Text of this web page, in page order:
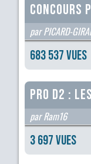
par PICARD-
683 537 vues
Pro D2 :
par Ram16
3 697 vues